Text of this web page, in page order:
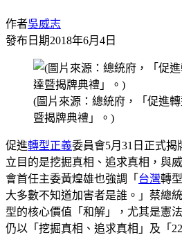
作者吳威志
發布日期2018年6月4日
(圖片來源：總統府，「促進
暨揭牌典禮」。)
促進轉型正義委員會5月31日正式
立目的是挖掘真相、追求真相，與
會首任主委黃煌雄也強調「 台灣轉
大多數不知道加害者是誰。」蔡總
型的核心價值「和解」，尤其是憲
仍以「挖掘真相、追求真相」及「